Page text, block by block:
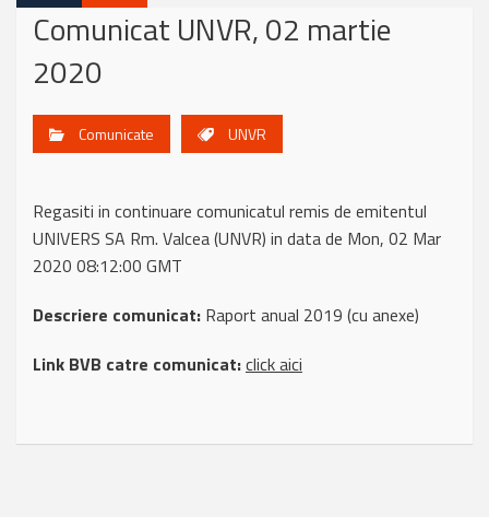
Comunicat UNVR, 02 martie
2020
Comunicate UNVR
Regasiti in continuare comunicatul remis de emitentul
UNIVERS SA Rm. Valcea (UNVR) in data de Mon, 02 Mar
2020 08:12:00 GMT
Descriere comunicat: Raport anual 2019 (cu anexe)
Link BVB catre comunicat:click aici